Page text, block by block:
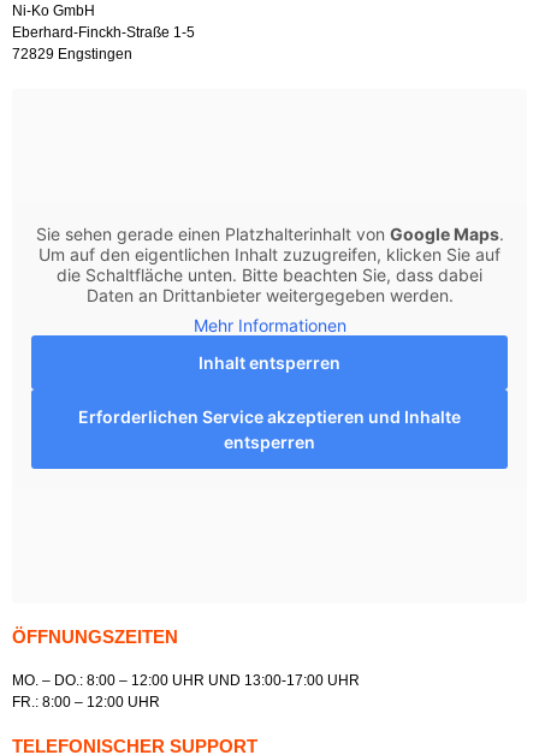
Ni-Ko GmbH
Eberhard-Finckh-Straße 1-5
72829 Engstingen
Sie sehen gerade einen Platzhalterinhalt von Google Maps.
Um auf den eigentlichen Inhalt zuzugreifen, klicken Sie auf
die Schaltfläche unten. Bitte beachten Sie, dass dabei
Daten an Drittanbieter weitergegeben werden.
Mehr Informationen
Inhalt entsperren
Erforderlichen Service akzeptieren und Inhalte
entsperren
ÖFFNUNGSZEITEN
MO. – DO.: 8:00 – 12:00 UHR UND 13:00-17:00 UHR
FR.: 8:00 – 12:00 UHR
TELEFONISCHER SUPPORT